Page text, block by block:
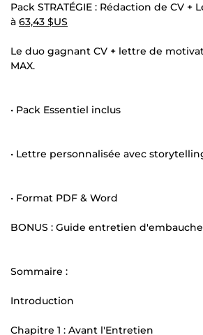
Pack STRATÉGIE : Rédaction de CV
à 63,43 $US
Le duo gagnant CV + lettre de
MAX.
• Pack Essentiel inclus
• Lettre personnalisée avec
• Format PDF & Word
BONUS : Guide entretien d'embauche
Sommaire :
Introduction
Chapitre 1 : Avant l'Entretien